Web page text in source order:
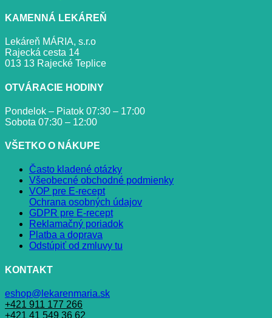
KAMENNÁ LEKÁREŇ
Lekáreň MÁRIA, s.r.o
Rajecká cesta 14
013 13 Rajecké Teplice
OTVÁRACIE HODINY
Pondelok – Piatok 07:30 – 17:00
Sobota 07:30 – 12:00
VŠETKO O NÁKUPE
Často kladené otázky
Všeobecné obchodné podmienky
VOP pre E-recept
Ochrana osobných údajov
GDPR pre E-recept
Reklamačný poriadok
Platba a doprava
Odstúpiť od zmluvy tu
KONTAKT
eshop@lekarenmaria.sk
+421 911 177 266
+421 41 549 36 62